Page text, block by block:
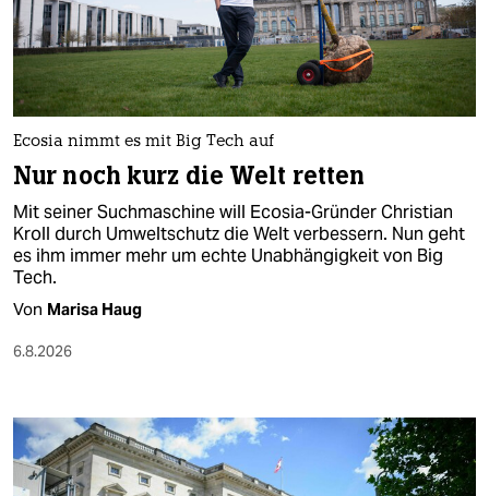
sport
berlin
nord
wahrheit
verlag
verlag
veranstaltungen
shop
unterstützen
abo
Ecosia nimmt es mit Big Tech auf
Nur noch kurz die Welt retten
Mit seiner Suchmaschine will Ecosia-Gründer Christian
Kroll durch Umweltschutz die Welt verbessern. Nun geht
es ihm immer mehr um echte Unabhängigkeit von Big
Tech.
Von Marisa Haug
6.8.2026